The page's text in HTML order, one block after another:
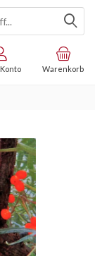
Warenkorb